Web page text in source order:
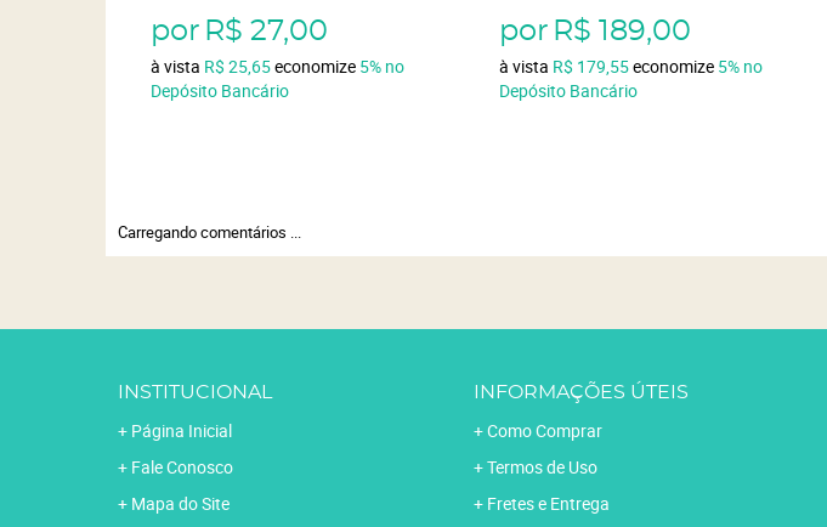
por R$ 27,00
à vista R$ 25,65economize 5% no
Depósito Bancário
por R$ 189,00
à vista R$ 179,55economize 5% no
Depósito Bancário
Carregando comentários ...
INSTITUCIONAL
Página Inicial
Fale Conosco
Mapa do Site
INFORMAÇÕES ÚTEIS
Como Comprar
Termos de Uso
Fretes e Entrega